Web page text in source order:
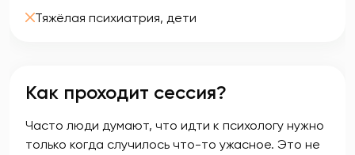
Тяжёлая психиатрия, дети
Как проходит сессия?
Часто люди думают, что идти к психологу нужно
только когда случилось что-то ужасное. Это не